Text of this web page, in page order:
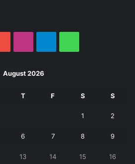
August 2026
T F S S
1 2
6 7 8 9
13 14 15 16